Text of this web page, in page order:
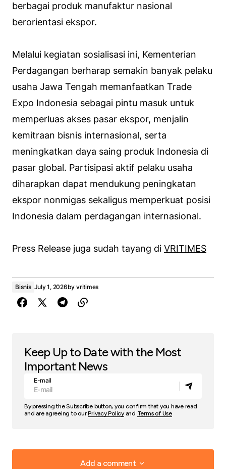
berbagai produk manufaktur nasional
berorientasi ekspor.
Melalui kegiatan sosialisasi ini, Kementerian
Perdagangan berharap semakin banyak pelaku
usaha Jawa Tengah memanfaatkan Trade
Expo Indonesia sebagai pintu masuk untuk
memperluas akses pasar ekspor, menjalin
kemitraan bisnis internasional, serta
meningkatkan daya saing produk Indonesia di
pasar global. Partisipasi aktif pelaku usaha
diharapkan dapat mendukung peningkatan
ekspor nonmigas sekaligus memperkuat posisi
Indonesia dalam perdagangan internasional.
Press Release juga sudah tayang di VRITIMES
Bisnis July 1, 2026by vritimes
Keep Up to Date with the Most
Important News
E-mail
By pressing the Subscribe button, you confirm that you have read
and are agreeing to ourPrivacy Policyand Terms of Use
Add a comment